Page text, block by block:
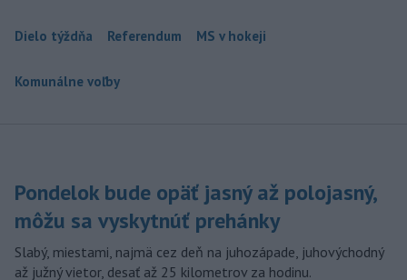
Dielo týždňa Referendum MS v hokeji
Komunálne voľby
Pondelok bude opäť jasný až polojasný,
môžu sa vyskytnúť prehánky
Slabý, miestami, najmä cez deň na juhozápade, juhovýchodný
až južný vietor, desať až 25 kilometrov za hodinu.